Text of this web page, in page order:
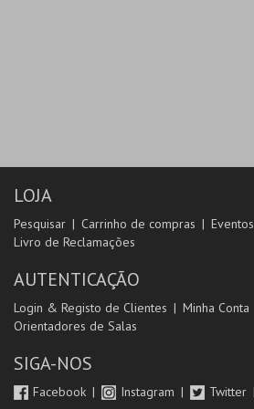
LOJA
Pesquisar Carrinho de compras Eventos
Livro de Reclamações
AUTENTICAÇÃO
Login & Registo de Clientes Minha Conta
Orientadores de Salas
SIGA-NOS
Facebook Instagram Twitter